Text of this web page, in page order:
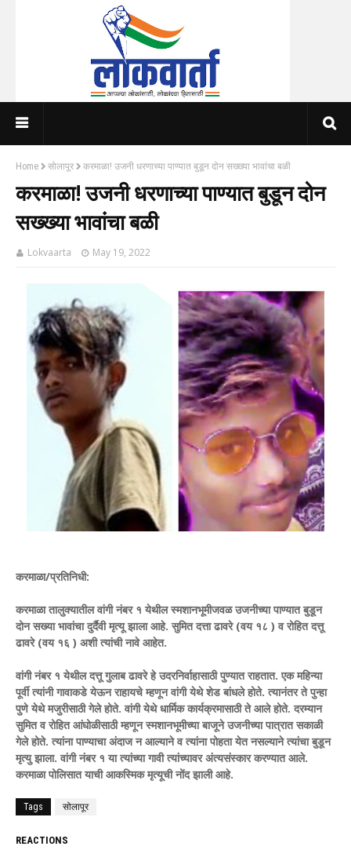
Home सोलापूर करमाळा! उजनी धरणाच्या पाण्यात बुडून दोन सख्ख्या भावांचा बळी
करमाळा! उजनी धरणाच्या पाण्यात बुडून दोन
सख्ख्या भावांचा बळी
Lokvaarta May 19, 2022
करमाळा/प्रतिनिधी:
करमाळा तालुक्यातील वांगी नंबर १ येथील स्मशानभूमीजवळ उजनीच्या पाण्यात बुडून
दोन सख्या भावांचा दुर्दैवी मृत्यू झाला आहे. सुमित दत्ता ढावरे (वय १८ ) व रोहित दत्तू
ढावरे (वय १६ ) अशी त्यांची नावे आहेत.
वांगी नंबर १ येथील दत्तू गुलाब ढावरे हे उदरनिर्वाहासाठी पुण्यात राहतात. एक महिन्या
पूर्वी त्यांनी गावाकडे येऊन राहायचे म्हणून वांगी येथे शेड बांधले होते. त्यानंतर ते पुन्हा
पुणे येथे मजुरीसाठी गेले होते. वांगी येथे धार्मिक कार्यक्रमासाठी ते आले होते. दरम्यान
सुमित व रोहित आंघोळीसाठी म्हणून स्मशानभूमीच्या बाजूने उजनीच्या पात्रात सकाळी
गेले होते. त्यांना पाण्याचा अंदाज न आल्याने व त्यांना पोहता येत नसल्याने त्यांचा बुडून
मृत्यु झाला. वांगी नंबर १ या त्यांच्या गावी त्यांच्यावर अंत्यसंस्कार करण्यात आले.
करमाळा पोलिसात याची आकस्मिक मृत्यूची नोंद झाली आहे.
Tags सोलापूर
REACTIONS